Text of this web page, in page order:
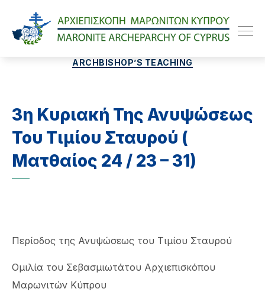
Categories
ARCHBISHOP’S TEACHING
3η Κυριακή Της Ανυψώσεως
Του Τιμίου Σταυρού (
Ματθαίος 24 / 23 – 31)
Περίοδος της Ανυψώσεως του Τιμίου Σταυρού
Ομιλία του Σεβασμιωτάτου Αρχιεπισκόπου
Μαρωνιτών Κύπρου